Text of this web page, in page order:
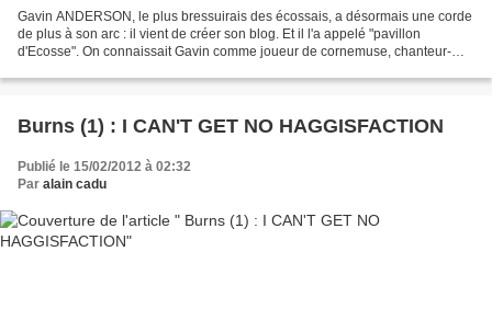
Gavin ANDERSON, le plus bressuirais des écossais, a désormais une corde
de plus à son arc : il vient de créer son blog. Et il l'a appelé "pavillon
d'Ecosse". On connaissait Gavin comme joueur de cornemuse, chanteur-
Burns (1) : I CAN'T GET NO HAGGISFACTION
Publié le 15/02/2012 à 02:32
Par alain cadu